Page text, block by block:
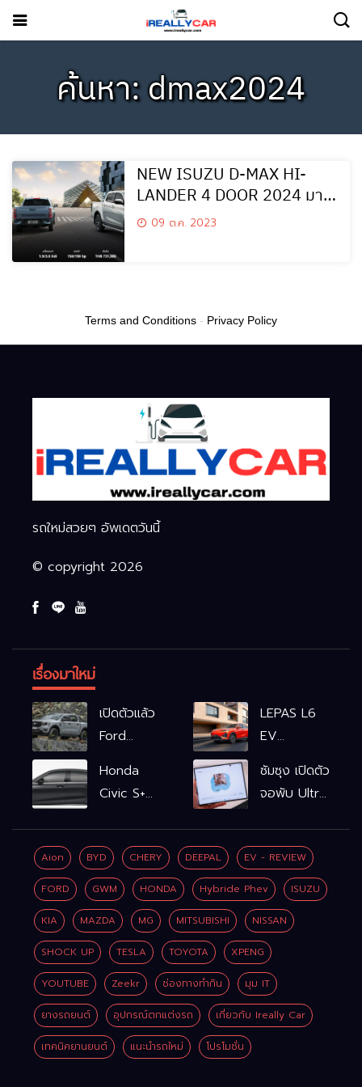
ค้นหา: dmax2024
NEW ISUZU D-MAX HI-
LANDER 4 DOOR 2024 มา
อย่างหล่อ
09 ต.ค. 2023
Terms and Conditions - Privacy Policy
รถใหม่สวยๆ อัพเดตวันนี้
© copyright 2026
เรื่องมาใหม่
เปิดตัวแล้ว
Ford
WOLFTRAK
LEPAS L6
EV
L6 EV
Comfort
FWD
769,900
บาท L6 EV
Premium
FWD
799,900
บาท
Honda
Civic S+
จำลองเกียร์
เพิ่ม 2 หมื่น
บาท
ซัมซุง เปิดตัว
จอพับ Ultra
เชื่อมมือถือ-
นาฬิกา-แว่น
อัจฉริยะ
Aion BYD CHERY DEEPAL EV - REVIEW
FORD GWM HONDA Hybride Phev ISUZU
KIA MAZDA MG MITSUBISHI NISSAN
SHOCK UP TESLA TOYOTA XPENG
YOUTUBE Zeekr ช่องทางทำกิน มุม IT
ยางรถยนต์ อุปกรณ์ตกแต่งรถ เกี่ยวกับ Ireally Car
เทคนิคยานยนต์ แนะนำรถใหม่ โปรโมชั่น